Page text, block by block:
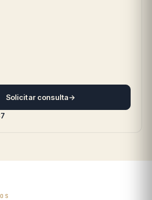
Solicitar consulta→